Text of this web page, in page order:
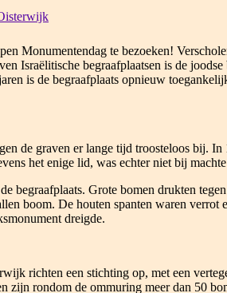
Monumentendag te bezoeken!
Israëlitische begraafplaatsen is de
is de begraafplaats opnieuw
de graven er lange tijd troosteloos bij.
het enige lid, was echter niet bij
begraafplaats. Grote bomen drukten
boom. De houten spanten waren
dreigde.
richten een stichting op, met een
zijn rondom de ommuring meer dan 50